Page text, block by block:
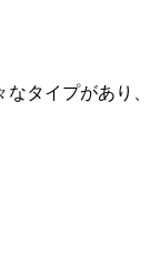
タイプがあり、